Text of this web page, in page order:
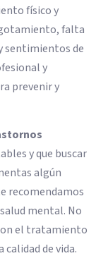
físico y
falta
sentimientos de
y
prevenir y
y que buscar
algún
recomendamos
mental. No
el tratamiento
de vida.